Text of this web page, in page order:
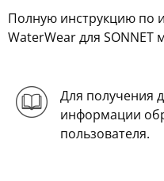
Полную инструкцию по
WaterWear для SONNET
Для получения
информации
пользователя.